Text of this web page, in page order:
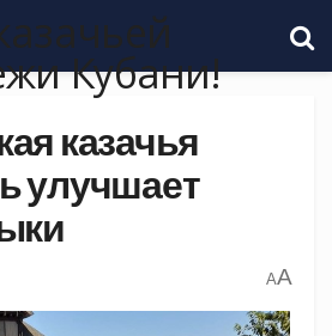
казачья
улучшает
AA